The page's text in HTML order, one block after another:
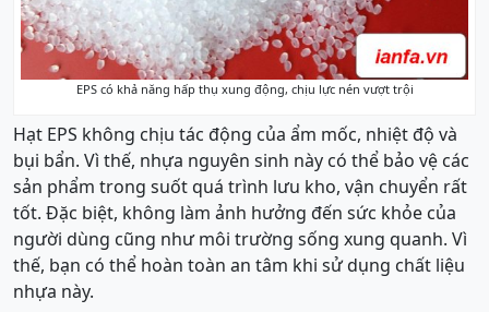
EPS có khả năng hấp thụ xung động, chịu lực nén vượt trội
Hạt EPS không chịu tác động của ẩm mốc, nhiệt độ và
bụi bẩn. Vì thế, nhựa nguyên sinh này có thể bảo vệ các
sản phẩm trong suốt quá trình lưu kho, vận chuyển rất
tốt. Đặc biệt, không làm ảnh hưởng đến sức khỏe của
người dùng cũng như môi trường sống xung quanh. Vì
thế, bạn có thể hoàn toàn an tâm khi sử dụng chất liệu
nhựa này.